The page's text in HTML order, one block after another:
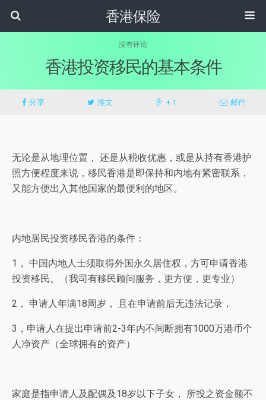
香港保险
没有评论
香港投资移民的基本条件
分享 推文 + 1 邮件
无论是从地理位置， 还是从税收优惠，或是从持有香港护
照方便程度来说，移民香港是即保持和内地有紧密联系，
又能方便出入其他国家的最便利的地区。
内地居民投资移民香港的条件：
1， 中国内地人士须取得外国永久居住权，方可申请香港
投资移民。（我司有移民顾问服务，更方便，更专业）
2， 申请人年满18周岁， 且在申请前后无违法记录，
3，申请人在提出申请前2-3年内不间断拥有1000万港币个
人净资产（全球拥有的资产）
家庭是指申请人及配偶及18岁以下子女， 所投之资金额不